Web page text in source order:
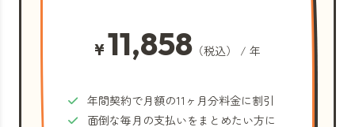
¥11,858 （税込） / 年
年間契約で月額の11ヶ月分料金に割引
面倒な毎月の支払いをまとめたい方に